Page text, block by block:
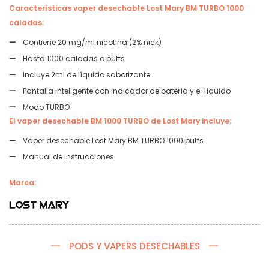
Características vaper desechable Lost Mary BM TURBO 1000
caladas:
Contiene 20 mg/ml nicotina (2% nick)
Hasta 1000 caladas o puffs
Incluye 2ml de líquido saborizante.
Pantalla inteligente con indicador de batería y e-líquido
Modo TURBO
El vaper desechable BM 1000 TURBO de Lost Mary incluye:
Vaper desechable Lost Mary BM TURBO 1000 puffs
Manual de instrucciones
Marca:
PODS Y VAPERS DESECHABLES